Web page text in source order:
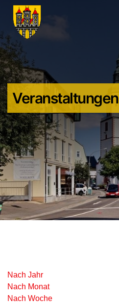
Veranstaltungen
Nach Jahr
Nach Monat
Nach Woche